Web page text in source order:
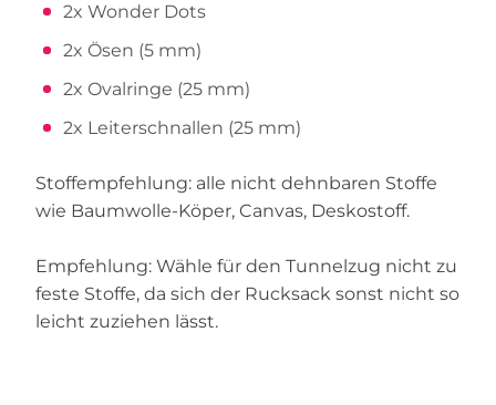
2x Wonder Dots
2x Ösen (5 mm)
2x Ovalringe (25 mm)
2x Leiterschnallen (25 mm)
Stoffempfehlung: alle nicht dehnbaren Stoffe
wie Baumwolle-Köper, Canvas, Deskostoff.
Empfehlung: Wähle für den Tunnelzug nicht zu
feste Stoffe, da sich der Rucksack sonst nicht so
leicht zuziehen lässt.